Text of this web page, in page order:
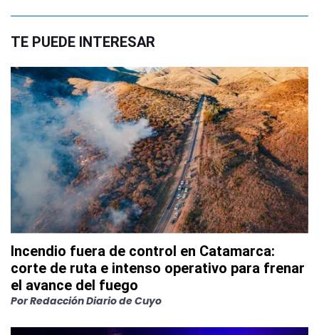
TE PUEDE INTERESAR
Incendio fuera de control en Catamarca:
corte de ruta e intenso operativo para frenar
el avance del fuego
PorRedacción Diario de Cuyo